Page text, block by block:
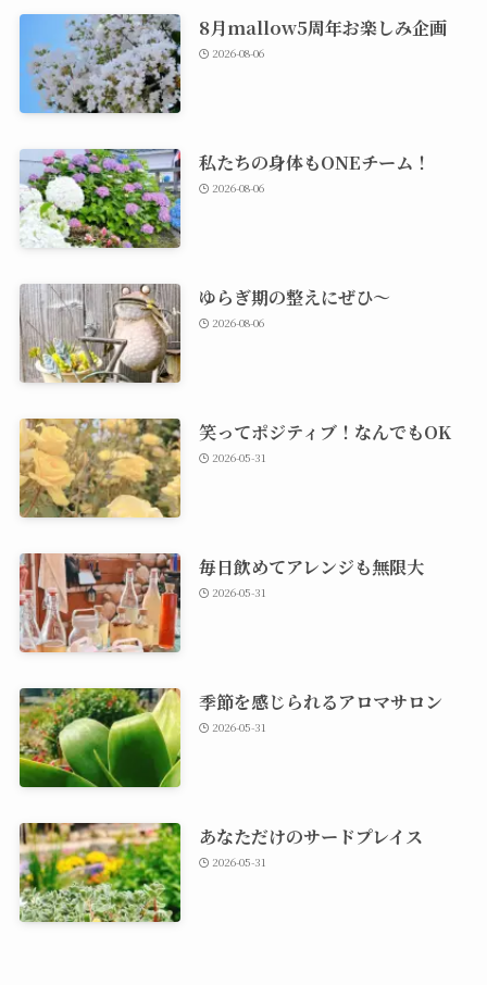
8月mallow5周年お楽しみ企画
2026-08-06
私たちの身体もONEチーム！
2026-08-06
ゆらぎ期の整えにぜひ～
2026-08-06
笑ってポジティブ！なんでもOK
2026-05-31
毎日飲めてアレンジも無限大
2026-05-31
季節を感じられるアロマサロン
2026-05-31
あなただけのサードプレイス
2026-05-31